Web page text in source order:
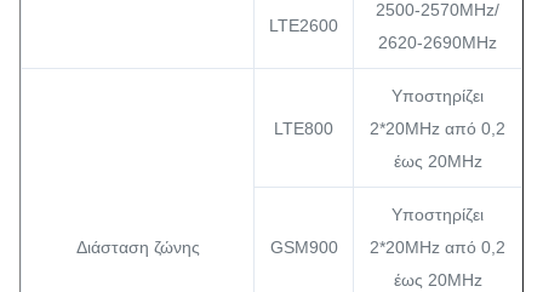
LTE2600
2500-2570MHz/
2620-2690MHz
Διάσταση ζώνης
LTE800
Υποστηρίζει
2*20MHz από 0,2
έως 20MHz
GSM900
Υποστηρίζει
2*20MHz από 0,2
έως 20MHz